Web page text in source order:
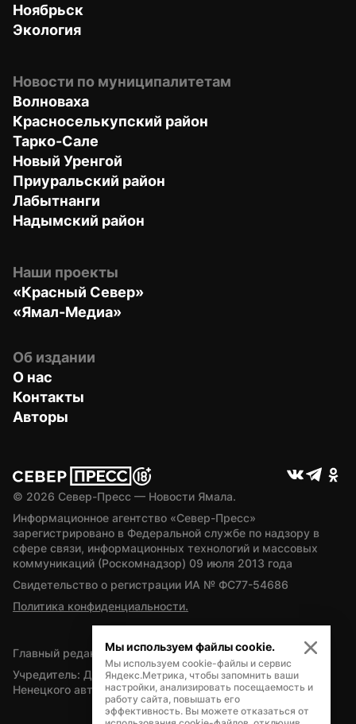
Ноябрьск
Экология
Новости по муниципалитетам
Волноваха
Красноселькупский район
Тарко-Сале
Новый Уренгой
Приуральский район
Лабытнанги
Надымский район
Наши проекты
«Красный Север»
«Ямал-Медиа»
Об издании
О нас
Контакты
Авторы
© 2026 Север-Пресс — Новости Ямала.
Информационное агентство «Север-Пресс»
зарегистрировано в Федеральной службе по надзору в
сфере связи, информационных технологий и массовых
коммуникаций (Роскомнадзор) 09 июля 2013 года
Свидетельство о регистрации ИА № ФС77-54686
Политика конфиденциальности.
Главный редактор — А.Л. Поздеев
Учредитель: Департамент внутренней политики Ямало-
Ненецкого автономного округа
Мы используем файлы cookie.
Мы используем cookie-файлы и сервис
Яндекс.Метрика, чтобы запомнить ваши
настройки, анализировать посещаемость и
работу сайта, повышать его
эффективность. Вы можете отказаться от